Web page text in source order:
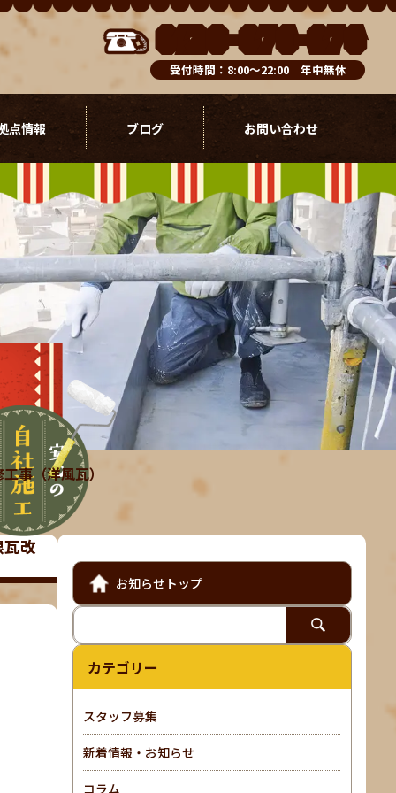
0120-076-976
受付時間：8:00～22:00 年中無休
点情報 ブログ お問い合わせ
事（洋風瓦）
改
お知らせトップ
カテゴリー
スタッフ募集
新着情報・お知らせ
コラム